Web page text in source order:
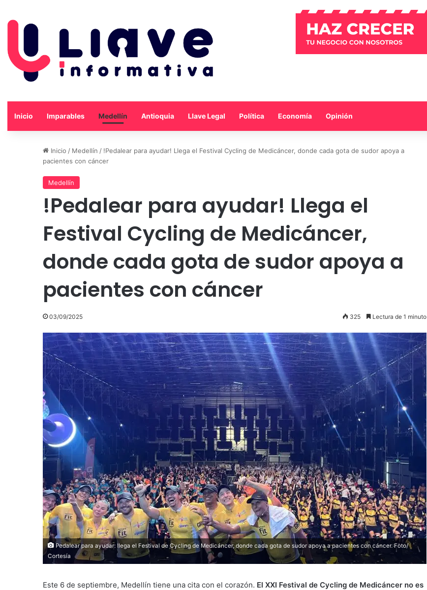
Inicio Imparables Medellín Antioquia Llave Legal Política Economía Opinión
Inicio / Medellín / !Pedalear para ayudar! Llega el Festival Cycling de Medicáncer, donde cada gota de sudor apoya a
pacientes con cáncer
Medellín
!Pedalear para ayudar! Llega el
Festival Cycling de Medicáncer,
donde cada gota de sudor apoya a
pacientes con cáncer
03/09/2025 325 Lectura de 1 minuto
Pedalear para ayudar: llega el Festival de Cycling de Medicáncer, donde cada gota de sudor apoya a pacientes con cáncer. Foto/
Cortesía
Este 6 de septiembre, Medellín tiene una cita con el corazón. El XXI Festival de Cycling de Medicáncer no es